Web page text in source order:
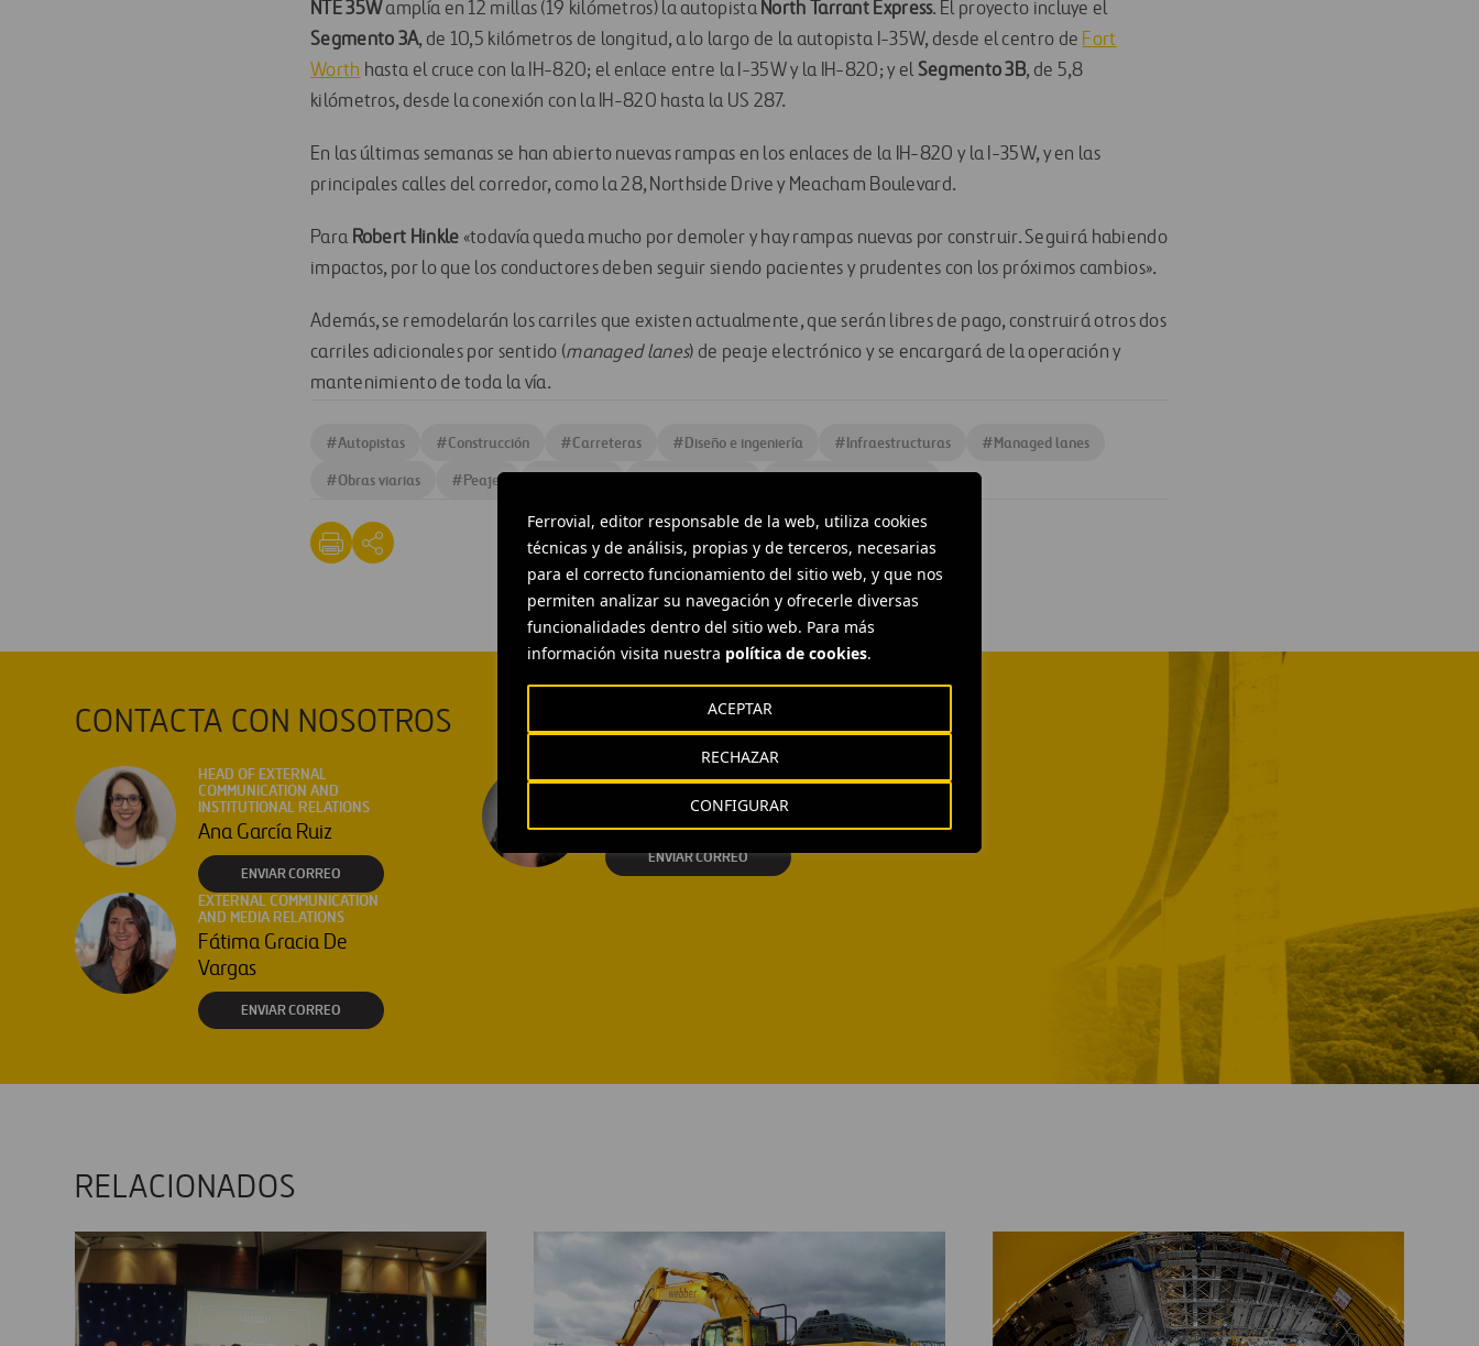
Ferrovial, editor responsable de la web, utiliza cookies
técnicas y de análisis, propias y de terceros, necesarias
para el correcto funcionamiento del sitio web, y que nos
permiten analizar su navegación y ofrecerle diversas
funcionalidades dentro del sitio web. Para más
información visita nuestra política de cookies.
CONFIGURAR
RECHAZAR
ACEPTAR
NTE 35Wamplía en 12 millas (19 kilómetros) la autopista North Tarrant Express. El proyecto incluye el
Segmento 3A, de 10,5 kilómetros de longitud, a lo largo de la autopista I-35W, desde el centro de Fort
Worth hasta el cruce con la IH-820; el enlace entre la I-35W y la IH-820; y elSegmento 3B, de 5,8
kilómetros, desde la conexión con la IH-820 hasta la US 287.
En las últimas semanas se han abierto nuevas rampas en los enlaces de la IH-820 y la I-35W, y en las
principales calles del corredor, como la 28, Northside Drive y Meacham Boulevard.
Para Robert Hinkle «todavía queda mucho por demoler y hay rampas nuevas por construir. Seguirá habiendo
impactos, por lo que los conductores deben seguir siendo pacientes y prudentes con los próximos cambios».
Además, se remodelarán los carriles que existen actualmente, que serán libres de pago, construirá otros dos
carriles adicionales por sentido (managed lanes) de peaje electrónico y se encargará de la operación y
mantenimiento de toda la vía.
#Autopistas #Construcción #Carreteras #Diseño e ingeniería #Infraestructuras #Managed lanes
#Obras viarias #Peajes
CONTACTA CON NOSOTROS
HEAD OF EXTERNAL
COMMUNICATION AND
INSTITUTIONAL RELATIONS
Ana García Ruiz
ENVIAR CORREO
Isabel Muñoz Torres
ENVIAR CORREO
EXTERNAL COMMUNICATION
AND MEDIA RELATIONS
Fátima Gracia De
Vargas
ENVIAR CORREO
RELACIONADOS